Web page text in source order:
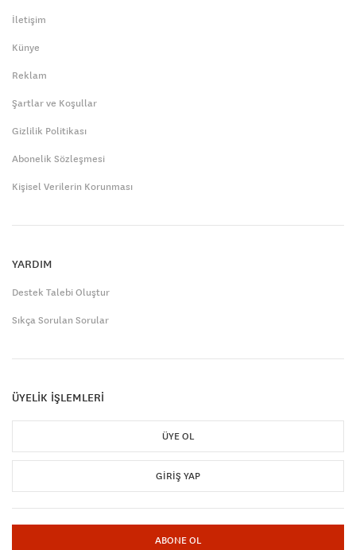
İletişim
Künye
Reklam
Şartlar ve Koşullar
Gizlilik Politikası
Abonelik Sözleşmesi
Kişisel Verilerin Korunması
YARDIM
Destek Talebi Oluştur
Sıkça Sorulan Sorular
ÜYELİK İŞLEMLERİ
ÜYE OL
GIRIŞ YAP
ABONE OL